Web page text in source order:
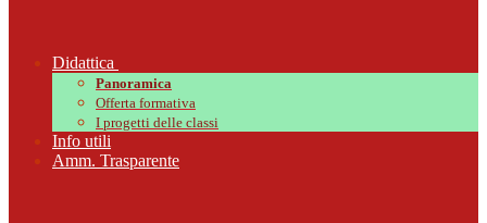
Didattica
Panoramica
Offerta formativa
I progetti delle classi
Info utili
Amm. Trasparente